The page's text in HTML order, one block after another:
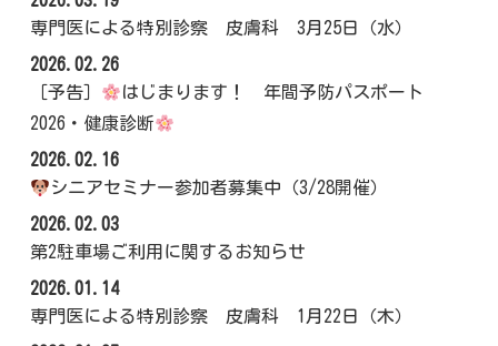
専門医による特別診察 皮膚科 3月25日（水）
2026.02.26
［予告］
はじまります！ 年間予防パスポート
2026・健康診断
2026.02.16
シニアセミナー参加者募集中（3/28開催）
2026.02.03
第2駐車場ご利用に関するお知らせ
2026.01.14
専門医による特別診察 皮膚科 1月22日（木）